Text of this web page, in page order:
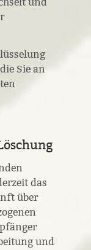
Sie an
das
über
und